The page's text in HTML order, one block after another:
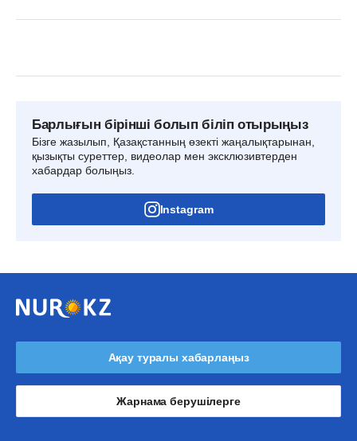
Барлығын бірінші болып біліп отырыңыз
Бізге жазылып, Қазақстанның өзекті жаңалықтарынан,
қызықты суреттер, видеолар мен эксклюзивтерден
хабардар болыңыз.
Instagram
Ақау туралы хабарлаңыз
Жарнама берушілерге